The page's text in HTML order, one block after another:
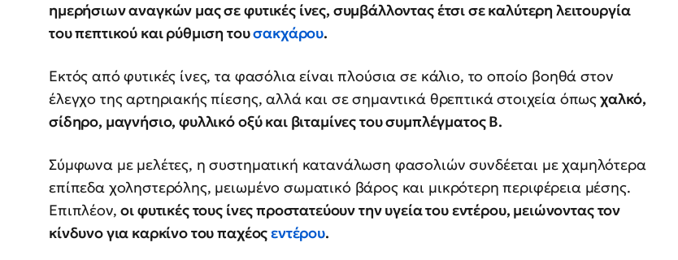
ημερήσιων αναγκών μας σε φυτικές ίνες, συμβάλλοντας έτσι σε καλύτερη λειτουργία
του πεπτικού και ρύθμιση τουσακχάρου.
Εκτός από φυτικές ίνες, τα φασόλια είναι πλούσια σε κάλιο, το οποίο βοηθά στον
έλεγχο της αρτηριακής πίεσης, αλλά και σε σημαντικά θρεπτικά στοιχεία όπωςχαλκό,
σίδηρο, μαγνήσιο, φυλλικό οξύ και βιταμίνες του συμπλέγματος Β.
Σύμφωνα με μελέτες, η συστηματική κατανάλωση φασολιών συνδέεται με χαμηλότερα
επίπεδα χοληστερόλης, μειωμένο σωματικό βάρος και μικρότερη περιφέρεια μέσης.
Επιπλέον,οι φυτικές τους ίνες προστατεύουν την υγεία του εντέρου, μειώνοντας τον
κίνδυνο για καρκίνο του παχέοςεντέρου.